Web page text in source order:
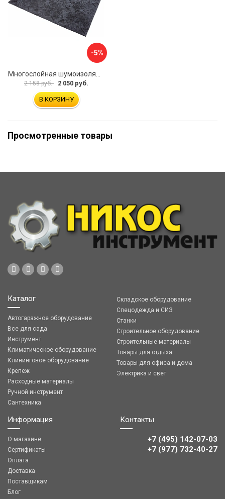
-5%
2 158 руб. 2 050 руб.
В КОРЗИНУ
Просмотренные товары
Каталог
Автогаражное оборудование
Все для сада
Инструмент
Климатическое оборудование
Клининговое оборудование
Крепеж
Расходные материалы
Ручной инструмент
Сантехника
Складское оборудование
Спецодежда и СИЗ
Станки
Строительное оборудование
Строительные материалы
Товары для отдыха
Товары для офиса и дома
Электрика и свет
Информация
О магазине
Сертификаты
Оплата
Доставка
Поставщикам
Блог
Контакты
+7 (495) 142-07-03
‎‎+7 (977) 732-40-27